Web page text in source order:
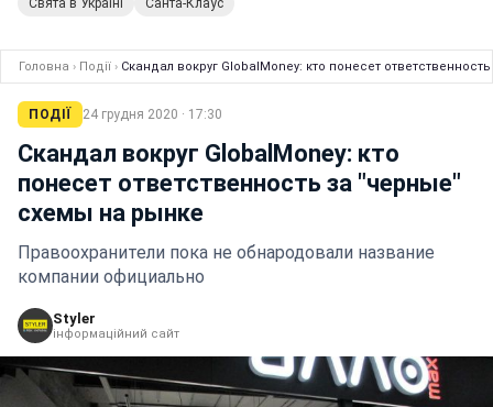
Свята в Україні Санта-Клаус
Головна › Події › Скандал вокруг GlobalMoney: кто понесет
ПОДІЇ 24 грудня 2020 · 17:30
Скандал вокруг GlobalMoney: кто
понесет ответственность за "черные"
схемы на рынке
Правоохранители пока не обнародовали название
компании официально
Styler
інформаційний сайт